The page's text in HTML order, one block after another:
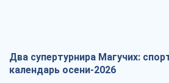
Два супертурнира Магучих:
календарь осени-2026